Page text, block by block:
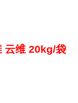
云维 20kg/袋